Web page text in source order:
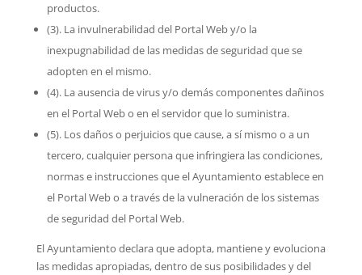
productos.
(3). La invulnerabilidad del Portal Web y/o la
inexpugnabilidad de las medidas de seguridad que se
adopten en el mismo.
(4). La ausencia de virus y/o demás componentes dañinos
en el Portal Web o en el servidor que lo suministra.
(5). Los daños o perjuicios que cause, a sí mismo o a un
tercero, cualquier persona que infringiera las condiciones,
normas e instrucciones que el Ayuntamiento establece en
el Portal Web o a través de la vulneración de los sistemas
de seguridad del Portal Web.
El Ayuntamiento declara que adopta, mantiene y evoluciona
las medidas apropiadas, dentro de sus posibilidades y del